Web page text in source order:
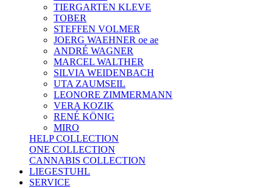
TIERGARTEN KLEVE
TOBER
STEFFEN VOLMER
JOERG WAEHNER oe ae
ANDRÉ WAGNER
MARCEL WALTHER
SILVIA WEIDENBACH
UTA ZAUMSEIL
LEONORE ZIMMERMANN
VERA KOZIK
RENÉ KÖNIG
MIRO
HELP COLLECTION
ONE COLLECTION
CANNABIS COLLECTION
LIEGESTUHL
SERVICE